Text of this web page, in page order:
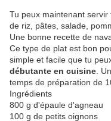
Tu peux maintenant
de riz, pâtes, salade,
Une bonne recette de
Ce type de plat est bon
simple et facile que tu
débutante en cuisine .
temps de préparation de
Ingrédients
800 g d'épaule d'agneau
100 g de petits oignons